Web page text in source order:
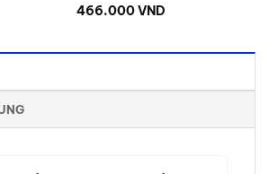
466.000VND